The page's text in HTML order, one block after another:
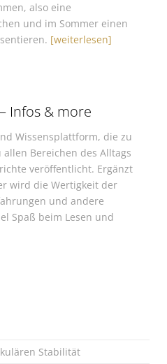
also eine
und im Sommer einen
[weiterlesen]
Infos & more
Wissensplattform, die zu
Bereichen des Alltags
veröffentlicht. Ergänzt
wird die Wertigkeit der
und andere
Spaß beim Lesen und
Stabilität